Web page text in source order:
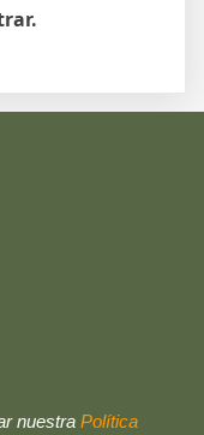
nuestra Política